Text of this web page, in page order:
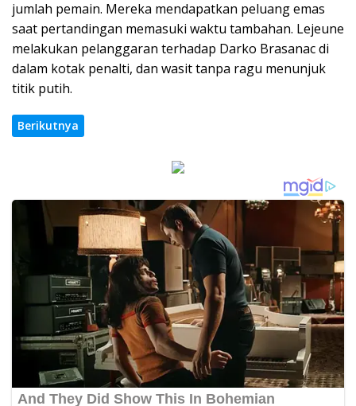
jumlah pemain. Mereka mendapatkan peluang emas
saat pertandingan memasuki waktu tambahan. Lejeune
melakukan pelanggaran terhadap Darko Brasanac di
dalam kotak penalti, dan wasit tanpa ragu menunjuk
titik putih.
Berikutnya